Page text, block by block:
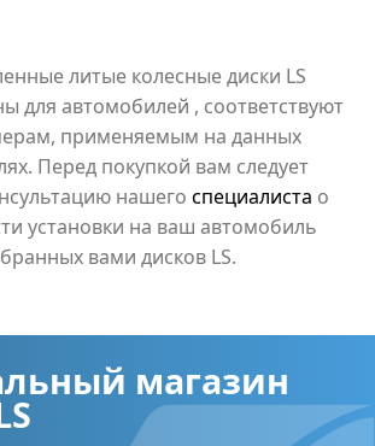
литые колесные диски LS
для автомобилей , соответствуют
применяемым на данных
Перед покупкой вам следует
нашего специалиста о
установки на ваш автомобиль
вами дисков LS.
магазин